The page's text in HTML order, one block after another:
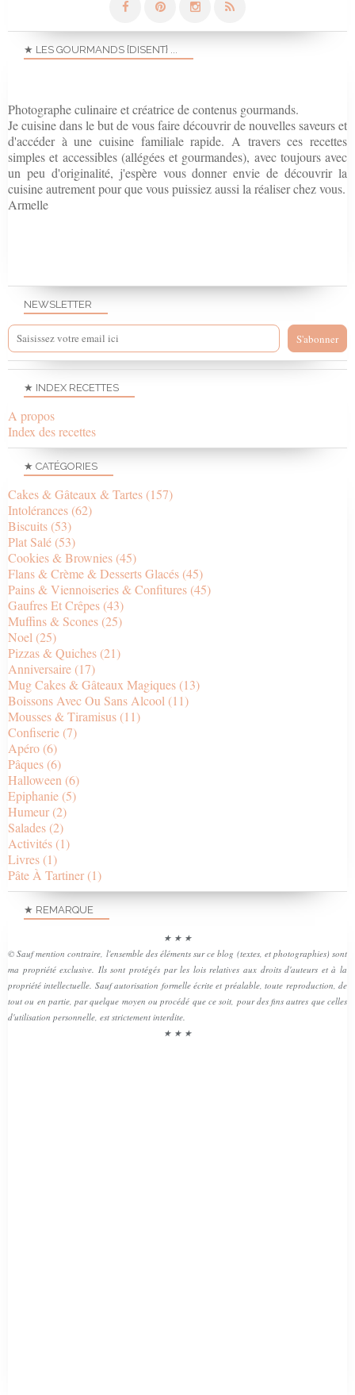
NEWSLETTER
★ INDEX RECETTES
A propos
Index des recettes
★ CATÉGORIES
Cakes & Gâteaux & Tartes (157)
Intolérances (62)
Biscuits (53)
Plat Salé (53)
Cookies & Brownies (45)
Flans & Crème & Desserts Glacés (45)
Pains & Viennoiseries & Confitures (45)
Gaufres Et Crêpes (43)
Muffins & Scones (25)
Noel (25)
Pizzas & Quiches (21)
Anniversaire (17)
Mug Cakes & Gâteaux Magiques (13)
Boissons Avec Ou Sans Alcool (11)
Mousses & Tiramisus (11)
Confiserie (7)
Apéro (6)
Pâques (6)
Halloween (6)
Epiphanie (5)
Humeur (2)
Salades (2)
Activités (1)
Livres (1)
Pâte À Tartiner (1)
★ LES GOURMANDS {DISENT} ...
Photographe culinaire et créatrice de contenus gourmands.
Je cuisine dans le but de vous faire découvrir de nouvelles saveurs et
d'accéder à une cuisine familiale rapide. A travers ces recettes
simples et accessibles (allégées et gourmandes), avec toujours avec
un peu d'originalité, j'espère vous donner envie de découvrir la
cuisine autrement pour que vous puissiez aussi la réaliser chez vous.
Armelle
★ REMARQUE
★ ★ ★
© Sauf mention contraire, l'ensemble des éléments sur ce blog (textes, et photographies) sont
ma propriété exclusive. Ils sont protégés par les lois relatives aux droits d'auteurs et à la
propriété intellectuelle. Sauf autorisation formelle écrite et préalable, toute reproduction, de
tout ou en partie, par quelque moyen ou procédé que ce soit, pour des fins autres que celles
d'utilisation personnelle, est strictement interdite.
★ ★ ★